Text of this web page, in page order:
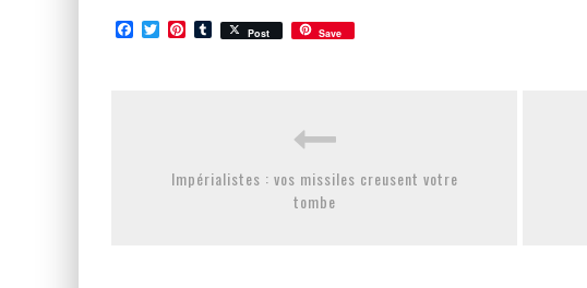
Facebook
TwitterPinterest
Tumblr
Post Save
Impérialistes : vos missiles creusent votre
tombe